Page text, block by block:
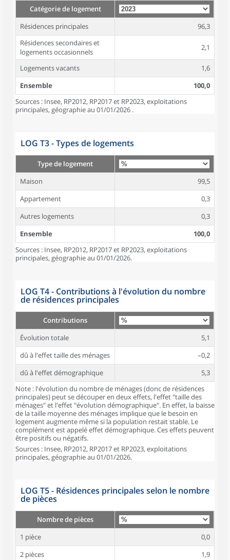
Catégorie de logement
Résidences principales
96,3
Résidences secondaires et
logements occasionnels
2,1
Logements vacants
1,6
Ensemble
100,0
Sources : Insee, RP2012, RP2017 et RP2023, exploitations
principales, géographie au 01/01/2026 .
LOG T3 - Types de logements
Type de logement
Maison
99,5
Appartement
0,3
Autres logements
0,3
Ensemble
100,0
Sources : Insee, RP2012, RP2017 et RP2023, exploitations
principales, géographie au 01/01/2026.
LOG T4 - Contributions à l'évolution du nombre
de résidences principales
Contributions
Évolution totale
5,1
dû à l'effet taille des ménages
–0,2
dû à l'effet démographique
5,3
Note : l'évolution du nombre de ménages (donc de résidences
principales) peut se découper en deux effets, l'effet "taille des
ménages" et l'effet "évolution démographique". En effet, la baisse
de la taille moyenne des ménages implique que le besoin en
logement augmente même si la population restait stable. Le
complément est appelé effet démographique. Ces effets peuvent
être positifs ou négatifs.
Sources : Insee, RP2012, RP2017 et RP2023, exploitations
principales, géographie au 01/01/2026.
LOG T5 - Résidences principales selon le nombre
de pièces
Nombre de pièces
1 pièce
0,0
2 pièces
1,9